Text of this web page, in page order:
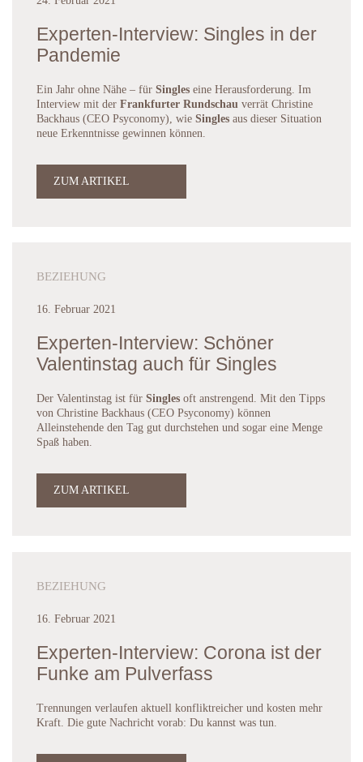
Experten-Interview: Singles in der
Pandemie
Ein Jahr ohne Nähe – für Singles eine Herausforderung. Im
Interview mit der Frankfurter Rundschau verrät Christine
Backhaus (CEO Psyconomy), wie Singles aus dieser Situation
neue Erkenntnisse gewinnen können.
ZUM ARTIKEL
BEZIEHUNG
16. Februar 2021
Experten-Interview: Schöner
Valentinstag auch für Singles
Der Valentinstag ist für Singles oft anstrengend. Mit den Tipps
von Christine Backhaus (CEO Psyconomy) können
Alleinstehende den Tag gut durchstehen und sogar eine Menge
Spaß haben.
ZUM ARTIKEL
BEZIEHUNG
16. Februar 2021
Experten-Interview: Corona ist der
Funke am Pulverfass
Trennungen verlaufen aktuell konfliktreicher und kosten mehr
Kraft. Die gute Nachricht vorab: Du kannst was tun.